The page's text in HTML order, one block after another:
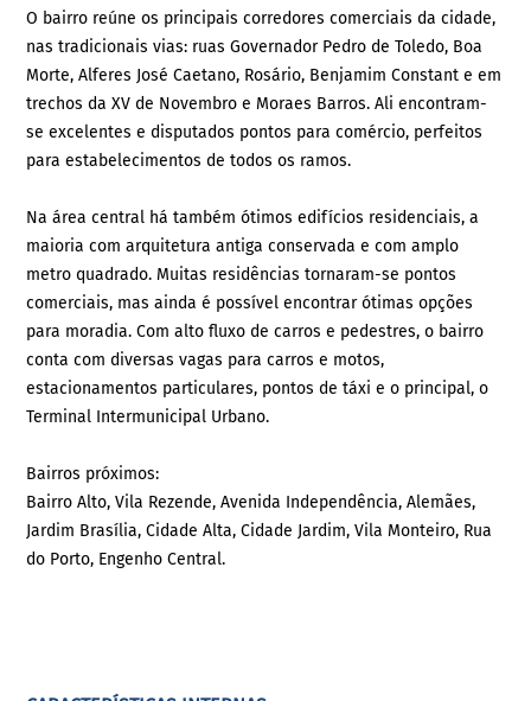
O bairro reúne os principais corredores comerciais da cidade,
nas tradicionais vias: ruas Governador Pedro de Toledo, Boa
Morte, Alferes José Caetano, Rosário, Benjamim Constant e em
trechos da XV de Novembro e Moraes Barros. Ali encontram-
se excelentes e disputados pontos para comércio, perfeitos
para estabelecimentos de todos os ramos.
Na área central há também ótimos edifícios residenciais, a
maioria com arquitetura antiga conservada e com amplo
metro quadrado. Muitas residências tornaram-se pontos
comerciais, mas ainda é possível encontrar ótimas opções
para moradia. Com alto fluxo de carros e pedestres, o bairro
conta com diversas vagas para carros e motos,
estacionamentos particulares, pontos de táxi e o principal, o
Terminal Intermunicipal Urbano.
Bairros próximos:
Bairro Alto, Vila Rezende, Avenida Independência, Alemães,
Jardim Brasília, Cidade Alta, Cidade Jardim, Vila Monteiro, Rua
do Porto, Engenho Central.